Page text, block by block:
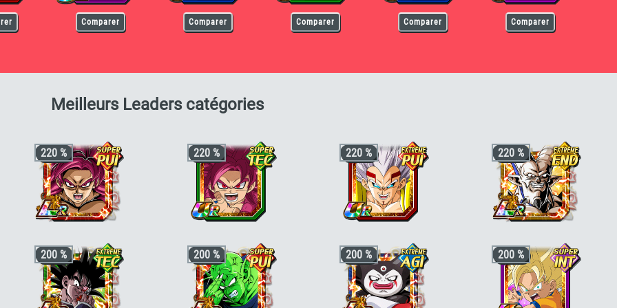
Comparer Comparer Comparer Comparer Comparer
Meilleurs Leaders catégoriespour Vegeta [PUI]
220 %
+3 ki, +200% HP & +170% ATT/DEF
pour la catégorie "DAIMA","Combat du
ou"Famille de Son Goku"
stats bonus si aussi"Chercheurs de
boules de cristal","Puissance
maximale"ou"Kamehameha"
220 %
+3 ki, +200% HP & +170% ATT/DEF
pour la catégorie"Pouvoir
démoniaque"ou"Saiyan pur", +50%
stats bonus si aussi"Chercheurs de
boules de cristal","Voyageur du temps"
ou"Lien parental"
220 %
+3 ki, +200% HP & +170% ATT/DEF
pour la catégorie"Corps et esprit
corrompus"ou"Combat du destin"
+50% stats bonus si aussi"Terrifiants
conquérants","Dernier atout"ou
de GT"
220 %
+3 ki, +200% HP & +170% ATT/DEF
pour la catégorie "Diaboliques et sans
,"Absorption de puissance"
"Boss de GT", +50% stats bonus si
"Dragon maléfique"
mondial"ou"Combat du destin"
200 % 200 % 200 % 200 %